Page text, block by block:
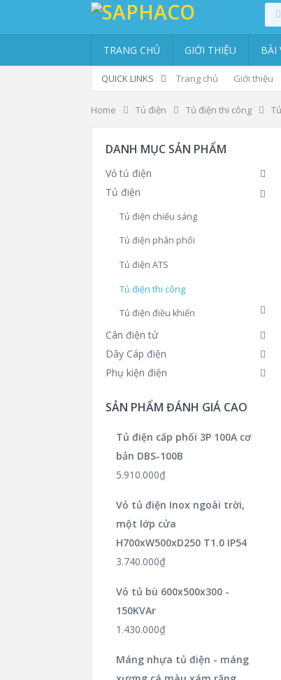
TRANG CHỦ GIỚI THIỆU BÀI
QUICK LINKS Trang chủ Giới thiệu
Home Tủ điện Tủ điện thi công
DANH MỤC SẢN PHẨM
Vỏ tủ điện
Tủ điện
Tủ điện chiếu sáng
Tủ điện phân phối
Tủ điện ATS
Tủ điện thi công
Tủ điện điều khiển
Cân điện tử
Dây Cáp điện
Phụ kiện điện
SẢN PHẨM ĐÁNH GIÁ CAO
Tủ điện cấp phối 3P 100A cơ
bản DBS-100B
5.910.000₫
Vỏ tủ điện Inox ngoài trời,
một lớp cửa
H700xW500xD250 T1.0 IP54
3.740.000₫
Vỏ tủ bù 600x500x300 -
150KVAr
1.430.000₫
Máng nhựa tủ điện - máng